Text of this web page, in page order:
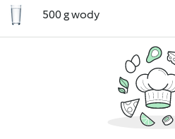
500 g wody